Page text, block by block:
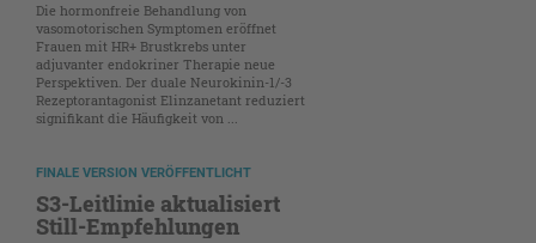
Die hormonfreie Behandlung von
vasomotorischen Symptomen eröffnet
Frauen mit HR+ Brustkrebs unter
adjuvanter endokriner Therapie neue
Perspektiven. Der duale Neurokinin-1/-3
Rezeptorantagonist Elinzanetant reduziert
signifikant die Häufigkeit von ...
FINALE VERSION VERÖFFENTLICHT
S3-Leitlinie aktualisiert
Still-Empfehlungen